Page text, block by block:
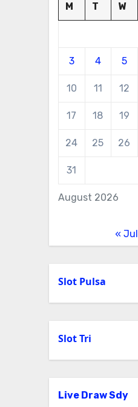
August 2026
M T W
3 4 5
10 11 12
17 18 19
24 25 26
31
« Jul
Slot Pulsa
Slot Tri
Live Draw Sdy